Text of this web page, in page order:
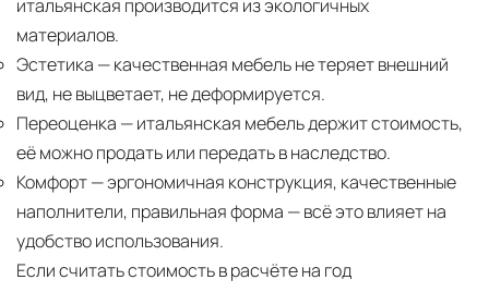
итальянская производится из экологичных
материалов.
Эстетика — качественная мебель не теряет внешний
вид, не выцветает, не деформируется.
Переоценка — итальянская мебель держит стоимость,
её можно продать или передать в наследство.
Комфорт— эргономичная конструкция, качественные
наполнители, правильная форма — всё это влияет на
удобство использования.
Если считать стоимость в расчёте на год